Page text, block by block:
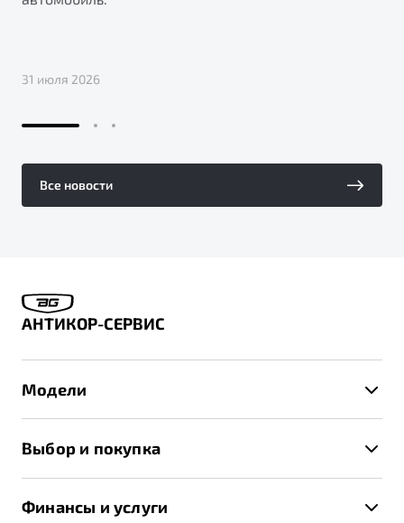
31 июля 2026
Все новости
АНТИКОР-СЕРВИС
Модели
X70
Выбор и покупка
Финансы и услуги